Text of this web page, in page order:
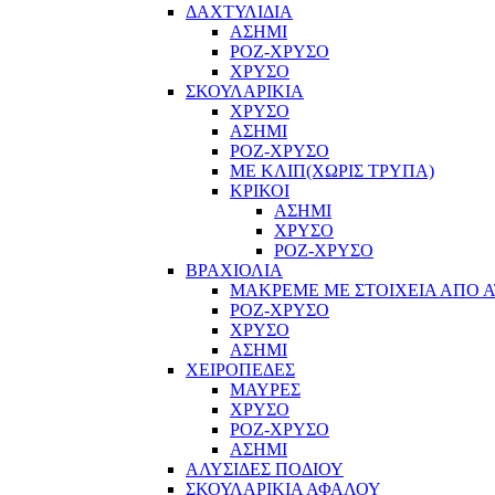
ΔΑΧΤΥΛΙΔΙΑ
ΑΣΗΜΙ
ΡΟΖ-ΧΡΥΣΟ
ΧΡΥΣΟ
ΣΚΟΥΛΑΡΙΚΙΑ
ΧΡΥΣΟ
ΑΣΗΜΙ
ΡΟΖ-ΧΡΥΣΟ
ΜΕ ΚΛΙΠ(ΧΩΡΙΣ ΤΡΥΠΑ)
ΚΡΙΚΟΙ
ΑΣΗΜΙ
ΧΡΥΣΟ
ΡΟΖ-ΧΡΥΣΟ
ΒΡΑΧΙΟΛΙΑ
ΜΑΚΡΕΜΕ ΜΕ ΣΤΟΙΧΕΙΑ ΑΠΟ
ΡΟΖ-ΧΡΥΣΟ
ΧΡΥΣΟ
ΑΣΗΜΙ
ΧΕΙΡΟΠΕΔΕΣ
ΜΑΥΡΕΣ
ΧΡΥΣΟ
ΡΟΖ-ΧΡΥΣΟ
ΑΣΗΜΙ
ΑΛΥΣΙΔΕΣ ΠΟΔΙΟΥ
ΣΚΟΥΛΑΡΙΚΙΑ ΑΦΑΛΟΥ